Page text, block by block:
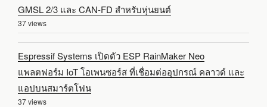
GMSL 2/3 และ CAN-FD สำหรับหุ่นยนต์
37 views
Espressif Systems เปิดตัว ESP RainMaker Neo
แพลตฟอร์ม IoT โอเพนซอร์ส ที่เชื่อมต่ออุปกรณ์ คลาวด์ และ
แอปบนสมาร์ตโฟน
37 views